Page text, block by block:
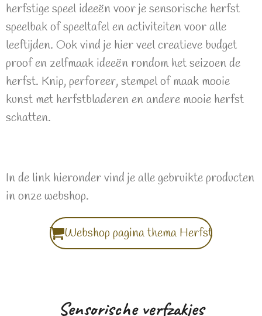
herfstige speel ideeën voor je sensorische herfst
speelbak of speeltafel en activiteiten voor alle
leeftijden. Ook vind je hier veel creatieve budget
proof en zelfmaak ideeën rondom het seizoen de
herfst. Knip, perforeer, stempel of maak mooie
kunst met herfstbladeren en andere mooie herfst
schatten.
In de link hieronder vind je alle gebruikte producten
in onze webshop.
Webshop pagina thema Herfst
Sensorische verfzakjes